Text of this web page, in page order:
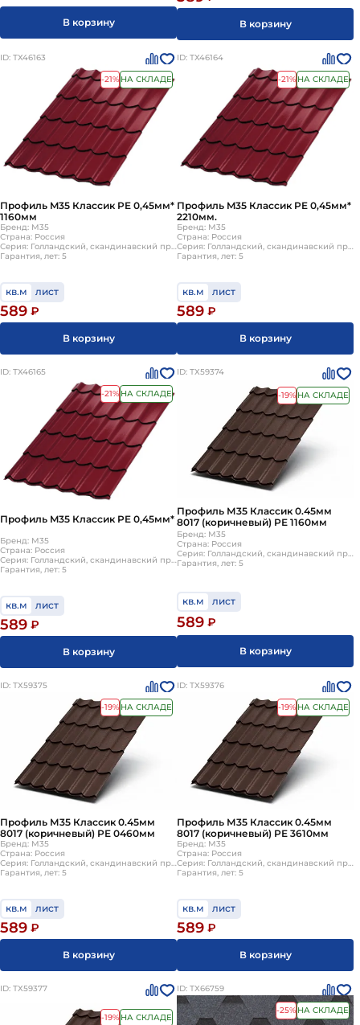
В корзину В корзину
ID: ТХ46163
-21% НА СКЛАДЕ
Профиль M35 Классик PE 0,45мм*
1160мм
Бренд: М35
Страна: Россия
Серия: Голландский, скандинавский профиль, S-образной формы
Гарантия, лет: 5
кв.м лист
589 ₽
В корзину
ID: ТХ46164
-21% НА СКЛАДЕ
Профиль M35 Классик PE 0,45мм*
2210мм.
Бренд: М35
Страна: Россия
Серия: Голландский, скандинавский профиль, S-образной формы
Гарантия, лет: 5
кв.м лист
589 ₽
В корзину
ID: ТХ46165
-21% НА СКЛАДЕ
Профиль M35 Классик PE 0,45мм*
Бренд: М35
Страна: Россия
Серия: Голландский, скандинавский профиль, S-образной формы
Гарантия, лет: 5
кв.м лист
589 ₽
В корзину
ID: ТХ59374
-19% НА СКЛАДЕ
Профиль М35 Классик 0.45мм
8017 (коричневый) РЕ 1160мм
Бренд: М35
Страна: Россия
Серия: Голландский, скандинавский профиль, S-образной формы
Гарантия, лет: 5
кв.м лист
589 ₽
В корзину
ID: ТХ59375
-19% НА СКЛАДЕ
Профиль М35 Классик 0.45мм
8017 (коричневый) РЕ 0460мм
Бренд: М35
Страна: Россия
Серия: Голландский, скандинавский профиль, S-образной формы
Гарантия, лет: 5
кв.м лист
589 ₽
В корзину
ID: ТХ59376
-19% НА СКЛАДЕ
Профиль М35 Классик 0.45мм
8017 (коричневый) РЕ 3610мм
Бренд: М35
Страна: Россия
Серия: Голландский, скандинавский профиль, S-образной формы
Гарантия, лет: 5
кв.м лист
589 ₽
В корзину
ID: ТХ59377
-19% НА СКЛАДЕ
ID: ТХ66759
-25% НА СКЛАДЕ